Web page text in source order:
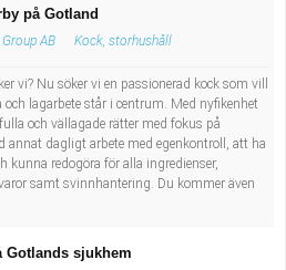
på Gotland
AB Kock, storhushåll
vi? Nu söker vi en passionerad kock som vill
och lagarbete står i centrum. Med nyfikenhet
och vällagade rätter med fokus på
annat dagligt arbete med egenkontroll, att ha
kunna redogöra för alla ingredienser,
samt svinnhantering. Du kommer även
Gotlands sjukhem